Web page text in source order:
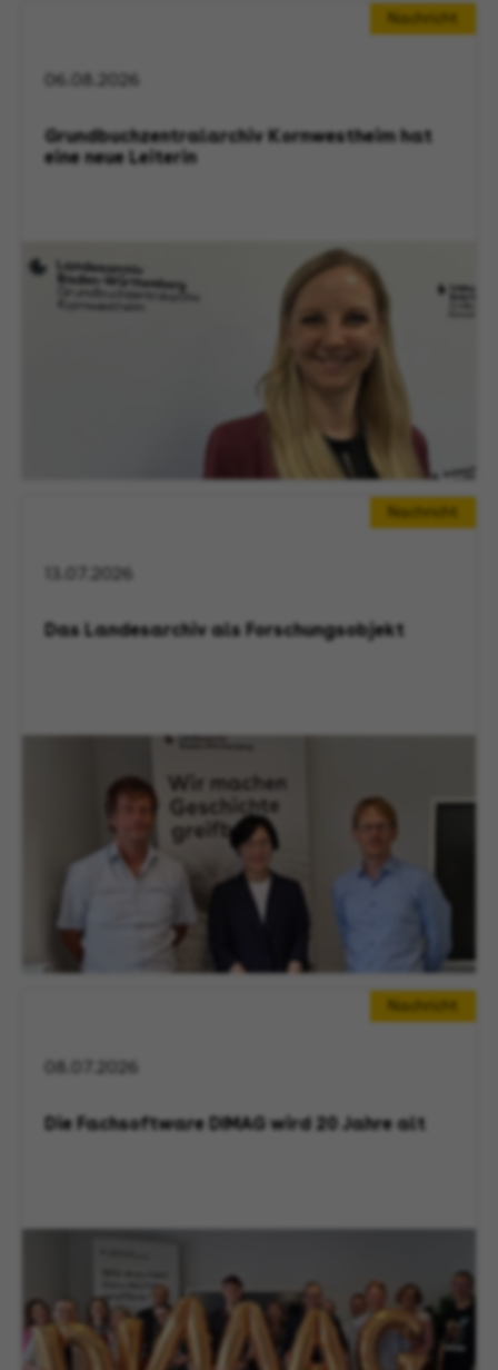
Nachricht
06.08.2026
Grundbuchzentralarchiv Kornwestheim hat
eine neue Leiterin
Nachricht
13.07.2026
Das Landesarchiv als Forschungsobjekt
Nachricht
08.07.2026
Die Fachsoftware DIMAG wird 20 Jahre alt